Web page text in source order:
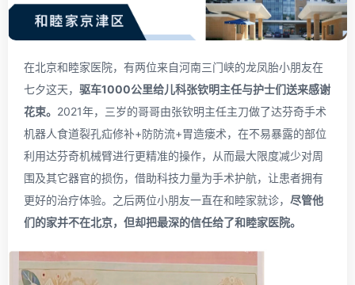
在北京和睦家医院，有两位来自河南三门峡的龙凤胎小朋友在
七夕这天， 驱车1000公里给儿科张钦明主任与护士们送来感谢
花束。 2021年，三岁的哥哥由张钦明主任主刀做了达芬奇手术
机器人食道裂孔疝修补+防防流+胃造瘘术，在不易暴露的部位
利用达芬奇机械臂进行更精准的操作，从而最大限度减少对周
围及其它器官的损伤，借助科技力量为手术护航，让患者拥有
更好的治疗体验。之后两位小朋友一直在和睦家就诊， 尽管他
们的家并不在北京，但却把最深的信任给了和睦家医院。